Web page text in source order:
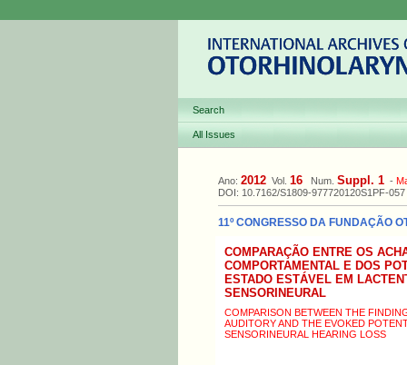
Search
All Issues
Ano: 2012 Vol. 16 Num. Suppl. 1 -
DOI: 10.7162/S1809-977720120S1PF-057
11º CONGRESSO DA FUNDAÇÃO
COMPARAÇÃO ENTRE OS
COMPORTAMENTAL E DOS
ESTADO ESTÁVEL EM
SENSORINEURAL
COMPARISON BETWEEN THE
AUDITORY AND THE EVOKED
SENSORINEURAL HEARING LOSS